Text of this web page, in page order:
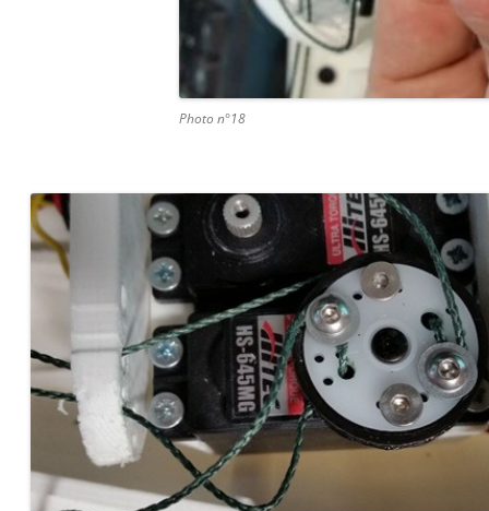
Photo n°18